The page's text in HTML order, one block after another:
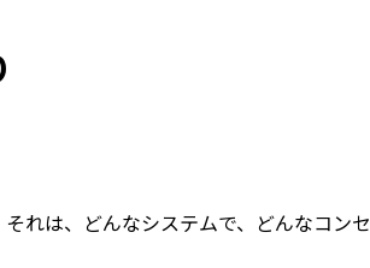
れは、どんなシステムで、どんなコンセ